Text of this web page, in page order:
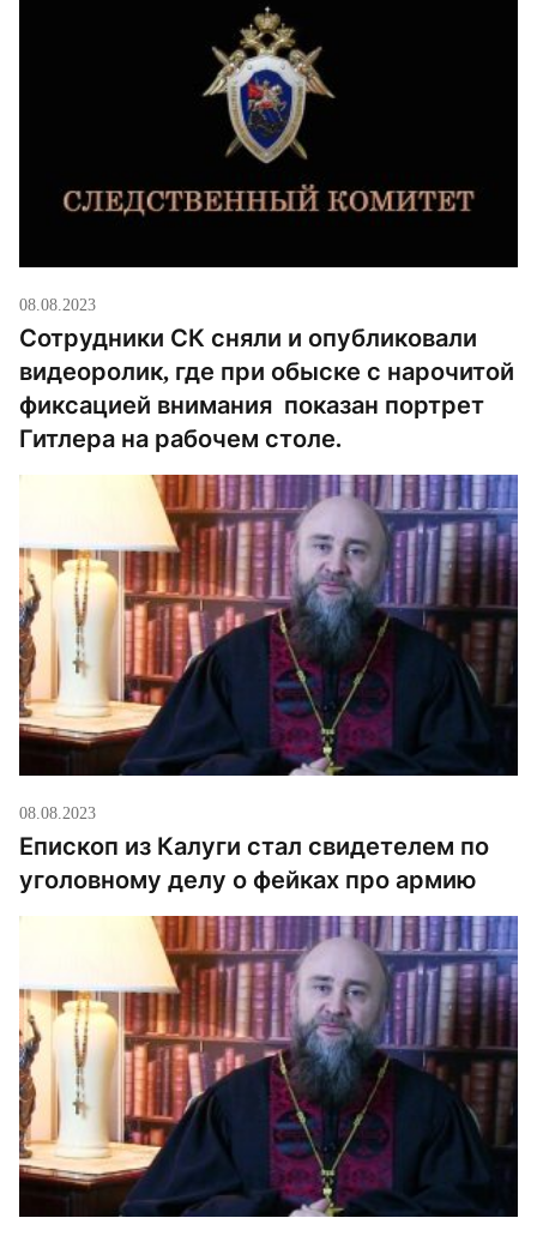
08.08.2023
Сотрудники СК сняли и опубликовали
видеоролик, где при обыске с нарочитой
фиксацией внимания показан портрет
Гитлера на рабочем столе.
08.08.2023
Епископ из Калуги стал свидетелем по
уголовному делу о фейках про армию